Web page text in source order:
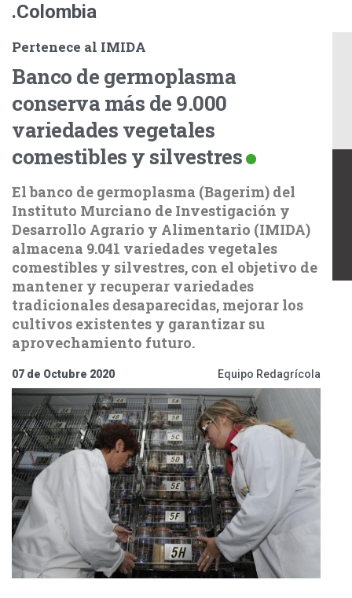
.Colombia
Pertenece al IMIDA
Banco de germoplasma
conserva más de 9.000
variedades vegetales
comestibles y silvestres
El banco de germoplasma (Bagerim) del
Instituto Murciano de Investigación y
Desarrollo Agrario y Alimentario (IMIDA)
almacena 9.041 variedades vegetales
comestibles y silvestres, con el objetivo de
mantener y recuperar variedades
tradicionales desaparecidas, mejorar los
cultivos existentes y garantizar su
aprovechamiento futuro.
07 de Octubre 2020 Equipo Redagrícola